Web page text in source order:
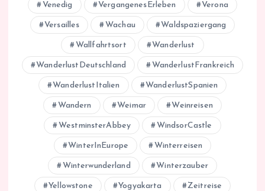
Venedig VergangenesErleben Verona
Versailles Wachau Waldspaziergang
Wallfahrtsort Wanderlust
WanderlustDeutschland WanderlustFrankreich
WanderlustItalien WanderlustSpanien
Wandern Weimar Weinreisen
WestminsterAbbey WindsorCastle
WinterInEurope Winterreisen
Winterwunderland Winterzauber
Yellowstone Yogyakarta Zeitreise